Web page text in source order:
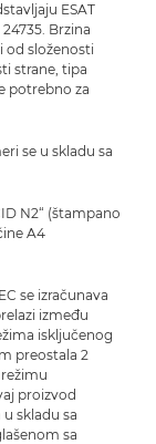
ESAT
Brzina
od složenosti
strane, tipa
potrebno za
se u skladu sa
N2“ (štampano
A4
se izračunava
između
isključenog
preostala 2
proizvod
skladu sa
sa